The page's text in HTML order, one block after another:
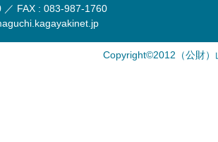
／ FAX : 083-987-1760
Copyright©2012（公財）